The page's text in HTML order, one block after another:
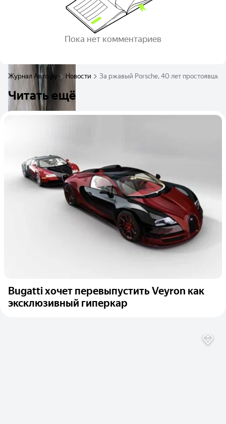
Пока нет комментариев
Журнал Авто.ру Новости За ржавый Porsche, 40 лет
Читать ещё
Bugatti хочет перевыпустить Veyron как
эксклюзивный гиперкар